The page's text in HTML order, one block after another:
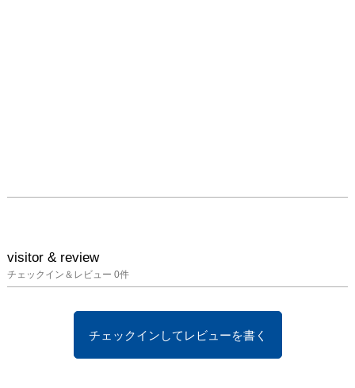
visitor & review
チェックイン＆レビュー 0件
チェックインしてレビューを書く